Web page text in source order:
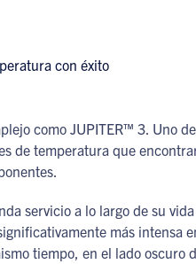
como JUPITER™ 3. Uno
de temperatura que
servicio a lo largo de su
más intensa
tiempo, en el lado oscuro